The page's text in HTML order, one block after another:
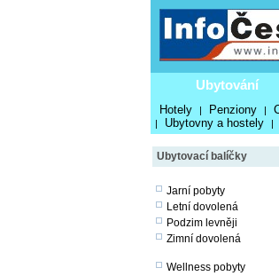
Ubytování
Hotely | Penziony |
| Ubytovny a hostely |
Ubytovací balíčky
Jarní pobyty
Letní dovolená
Podzim levněji
Zimní dovolená
Wellness pobyty